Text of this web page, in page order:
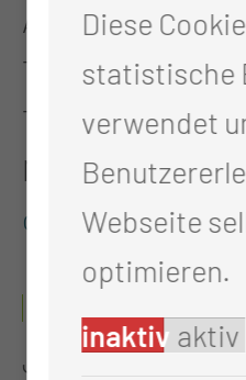
Ambulante
Thiemstr. 111,
Tel.: 0355-46
Mail:
ct.de
J.Nohr (Dipl.-
Diese
statistische
verwendet
Webseite
optimieren.
inaktiv aktiv